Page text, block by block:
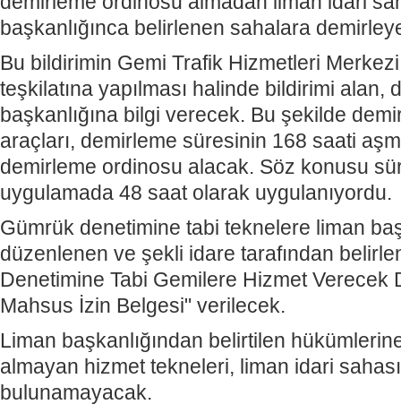
başkanlığınca belirlenen sahalara
Bu bildirimin Gemi Trafik Hizmetleri
teşkilatına yapılması halinde bildirimi alan,
başkanlığına bilgi verecek. Bu şekilde
araçları, demirleme süresinin 168 saati
demirleme ordinosu alacak. Söz konusu
uygulamada 48 saat olarak uygulanıyordu.
Gümrük denetimine tabi teknelere liman
düzenlenen ve şekli idare tarafından
Denetimine Tabi Gemilere Hizmet Verecek
Mahsus İzin Belgesi" verilecek.
Liman başkanlığından belirtilen
almayan hizmet tekneleri, liman idari
bulunamayacak.